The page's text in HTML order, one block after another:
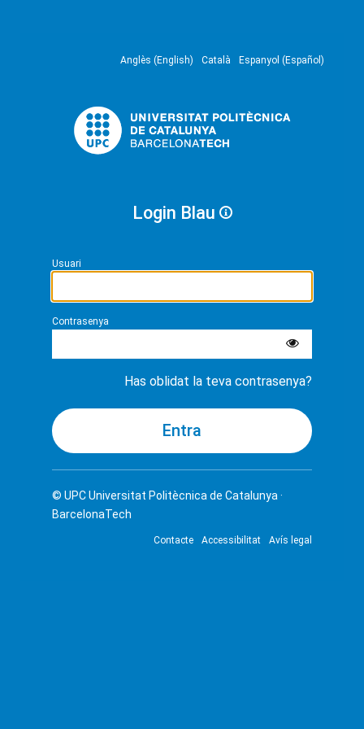
Anglès (English) Català Espanyol (Español)
Login Blau
Usuari
Contrasenya
Has oblidat la teva contrasenya?
© UPCUniversitat Politècnica de Catalunya ·
BarcelonaTech
Contacte Accessibilitat Avís legal